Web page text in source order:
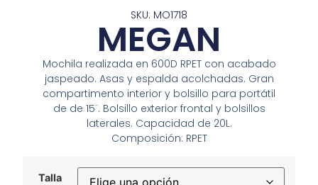
SKU: MO1718
MEGAN
Mochila realizada en 600D RPET con acabado
jaspeado. Asas y espalda acolchadas. Gran
compartimento interior y bolsillo para portátil
de de 15¨. Bolsillo exterior frontal y bolsillos
laterales. Capacidad de 20L.
Composición: RPET
Talla